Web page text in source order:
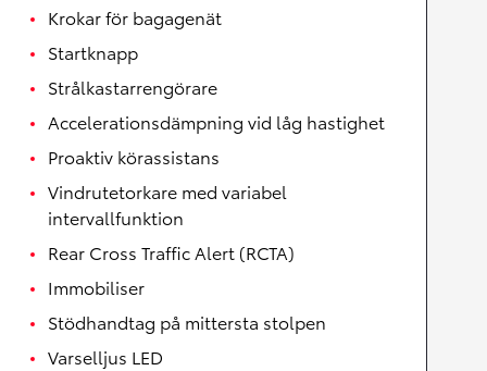
Krokar för bagagenät
Startknapp
Strålkastarrengörare
Accelerationsdämpning vid låg hastighet
Proaktiv körassistans
Vindrutetorkare med variabel
intervallfunktion
Rear Cross Traffic Alert (RCTA)
Immobiliser
Stödhandtag på mittersta stolpen
Varselljus LED